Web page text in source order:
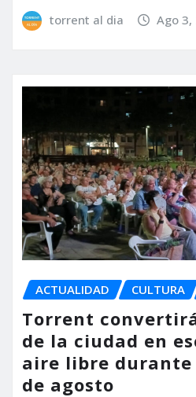
torrent al dia Ago 3,
ACTUALIDAD CULTURA
Torrent
de la ciudad en
aire libre durante
de agosto